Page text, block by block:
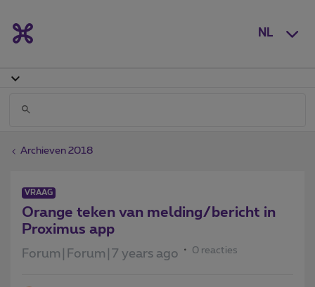
NL
Archieven 2018
VRAAG
Orange teken van melding/bericht in
Proximus app
Forum|Forum|7 years ago 0 reacties